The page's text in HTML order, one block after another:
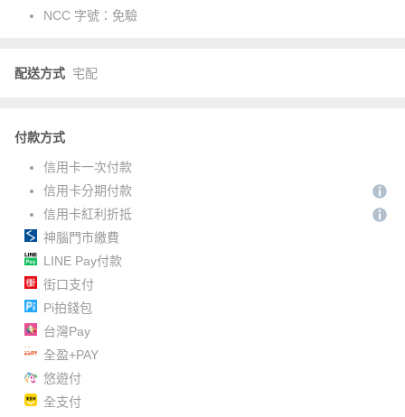
NCC 字號： 免驗
配送方式 宅配
付款方式
信用卡一次付款
信用卡分期付款
信用卡紅利折抵
神腦門市繳費
LINE Pay付款
街口支付
Pi拍錢包
台灣Pay
全盈+PAY
悠遊付
全支付